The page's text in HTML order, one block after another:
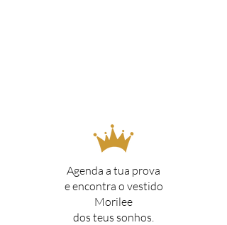
Adicione sua
mensagem aqui
Agenda a tua prova
e encontra o vestido
Morilee
dos teus sonhos.